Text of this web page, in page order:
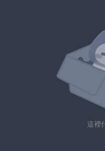
這裡